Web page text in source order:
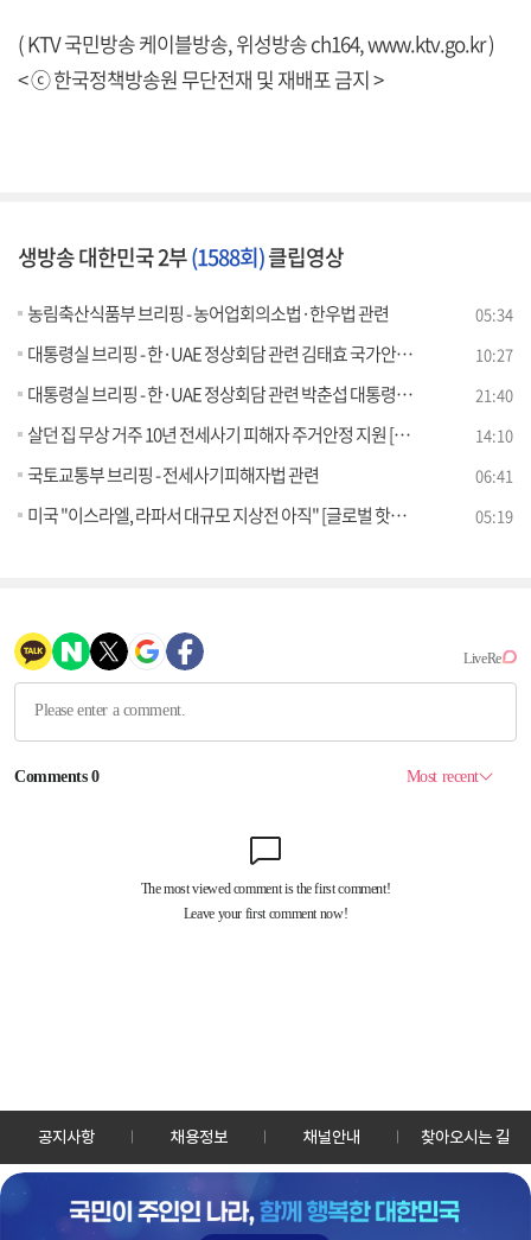
( KTV 국민방송 케이블방송, 위성방송 ch164,www.ktv.go.kr)
< ⓒ 한국정책방송원 무단전재 및 재배포 금지 >
생방송 대한민국 2부(1588회)클립영상
농림축산식품부 브리핑 - 농어업회의소법·한우법 관련 05:34
대통령실 브리핑 - 한·UAE 정상회담 관련 김태효 국가안보실 제1차장 브리핑 10:27
대통령실 브리핑 - 한·UAE 정상회담 관련 박춘섭 대통령실 경제수석 브리핑 21:40
살던 집 무상 거주 10년 전세사기 피해자 주거안정 지원 [경제&이슈] 14:10
국토교통부 브리핑 - 전세사기피해자법 관련 06:41
미국 "이스라엘, 라파서 대규모 지상전 아직" [글로벌 핫이슈] 05:19
공지사항 채용정보 채널안내 찾아오시는 길
30128 세종특별자치시 정부2청사로 13 한국정책방송원 KTV
TEL: 044-204-8000
Copyrightⓒ KTV 국민방송 All Rights Reserved.